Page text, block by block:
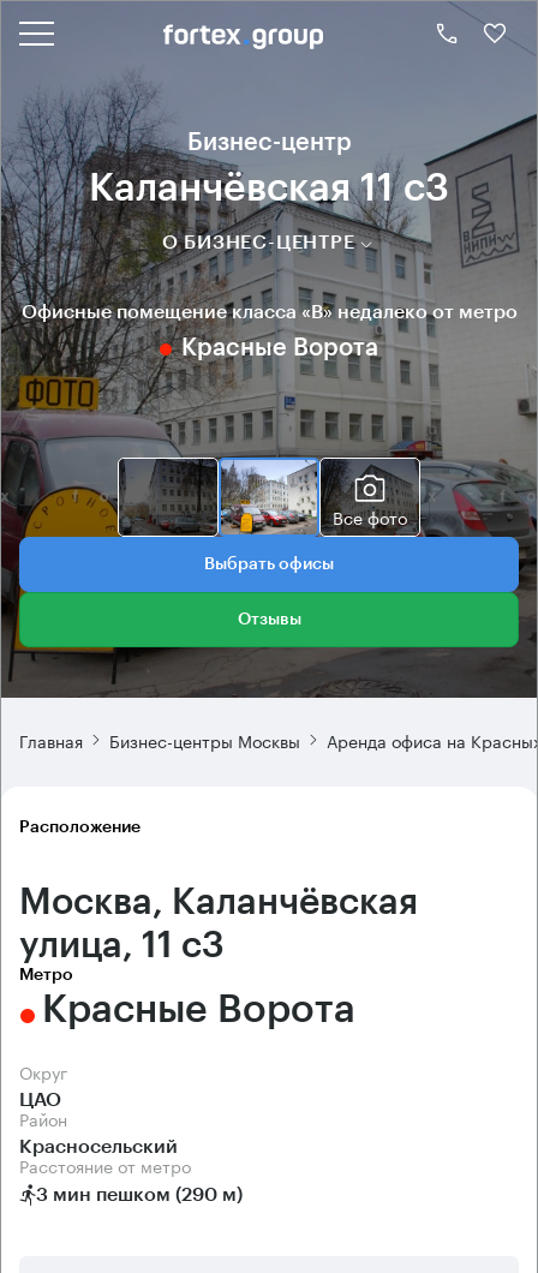
Бизнес-центр
Каланчёвская 11 с3
О БИЗНЕС-ЦЕНТРЕ
Офисные помещение класса «B» недалеко от метро
Красные Ворота
Все фото
Выбрать офисы
Отзывы
Главная Бизнес-центры Москвы Аренда офиса на
Расположение
Москва, Каланчёвская
улица, 11 с3
Метро
Красные Ворота
Округ
ЦАО
Район
Красносельский
Расстояние от метро
3 мин пешком (290 м)